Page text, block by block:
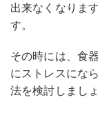
出来なくなりま
す。
その時には、食
にストレスにな
法を検討しましょ